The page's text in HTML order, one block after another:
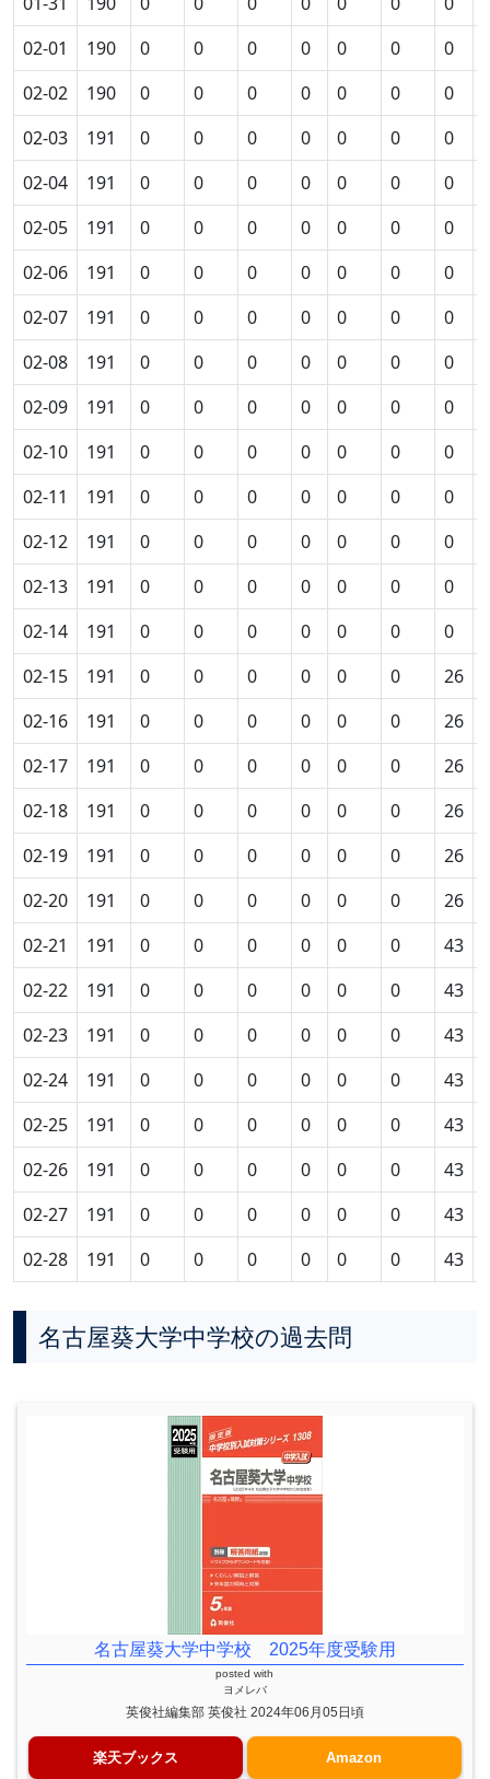
02-01
190 0 0 0 0 0 0 0
02-02
190 0 0 0 0 0 0 0
02-03
191 0 0 0 0 0 0 0
02-04
191 0 0 0 0 0 0 0
02-05
191 0 0 0 0 0 0 0
02-06
191 0 0 0 0 0 0 0
02-07
191 0 0 0 0 0 0 0
02-08
191 0 0 0 0 0 0 0
02-09
191 0 0 0 0 0 0 0
02-10
191 0 0 0 0 0 0 0
02-11
191 0 0 0 0 0 0 0
02-12
191 0 0 0 0 0 0 0
02-13
191 0 0 0 0 0 0 0
02-14
191 0 0 0 0 0 0 0
02-15
191 0 0 0 0 0 0 26
02-16
191 0 0 0 0 0 0 26
02-17
191 0 0 0 0 0 0 26
02-18
191 0 0 0 0 0 0 26
02-19
191 0 0 0 0 0 0 26
02-20
191 0 0 0 0 0 0 26
02-21
191 0 0 0 0 0 0 43
02-22
191 0 0 0 0 0 0 43
02-23
191 0 0 0 0 0 0 43
02-24
191 0 0 0 0 0 0 43
02-25
191 0 0 0 0 0 0 43
02-26
191 0 0 0 0 0 0 43
02-27
191 0 0 0 0 0 0 43
02-28
191 0 0 0 0 0 0 43
名古屋葵大学中学校の過去問
名古屋葵大学中学校 2025年度受験用
posted with
ヨメレバ
英俊社編集部 英俊社 2024年06月05日頃
楽天ブックス Amazon